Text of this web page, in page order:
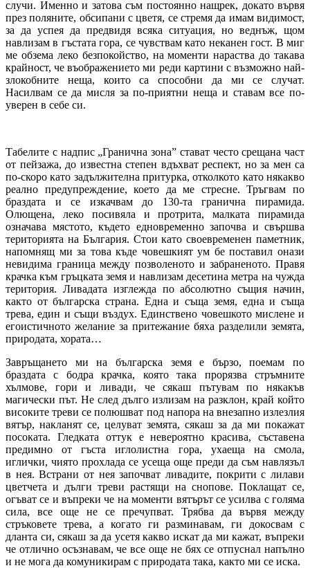
случи. Именно и затова съм постоянно нащрек, докато вървя
през поляните, обсипани с цветя, се стремя да имам видимост,
за да успея да предвидя всяка ситуация, но веднъж, щом
навлизам в гъстата гора, се чувствам като неканен гост. В миг
ме обзема леко безпокойство, на моменти нараства до такава
крайност, че въображението ми реди картини с възможно най-
злокобните неща, които са способни да ми се случат.
Насилвам се да мисля за по-приятни неща и ставам все по-
уверен в себе си.
Табелите с надпис „Гранична зона” стават често срещана част
от пейзажа, до известна степен вдъхват респект, но за мен са
по-скоро като задължителна притурка, отколкото като някакво
реално предупреждение, което да ме стресне. Тръгвам по
браздата и се изкачвам до 130-та гранична пирамида.
Олющена, леко посивяла и протрита, малката пирамида
означава мястото, където едновременно започва и свършва
територията на България. Стои като своевременен паметник,
напомнящ ми за това къде човешкият ум бе поставил онази
невидима граница между позволеното и забраненото. Правя
крачка към гръцката земя и навлизам десетина метра на чужда
територия. Ливадата изглежда по абсолютно същия начин,
както от българска страна. Една и съща земя, една и съща
трева, един и същи въздух. Единствено човешкото мислене и
егоистичното желание за притежание бяха разделили земята,
природата, хората…
Завръщането ми на българска земя е бързо, поемам по
браздата с бодра крачка, която така прорязва стръмните
хълмове, гори и ливади, че сякаш пътувам по някакъв
магически път. Не след дълго излизам на разклон, край който
високите треви се полюшват под напора на внезапно излезлия
вятър, накланят се, целуват земята, сякаш за да ми покажат
посоката. Гледката оттук е невероятно красива, съставена
предимно от гъста иглолистна гора, ухаеща на смола,
иглички, чиято прохлада се усеща още преди да съм навлязъл
в нея. Встрани от нея започват ливадите, покрити с лилави
цветчета и дълги треви растящи на снопове. Поклащат се,
огъват се и въпреки че на моменти вятърът се усилва с голяма
сила, все още не се пречупват. Трябва да вървя между
стръковете трева, а когато ги разминавам, ги докосвам с
дланта си, сякаш за да усетя какво искат да ми кажат, въпреки
че отлично осъзнавам, че все още не бях се отпуснал напълно
и не мога да комуникирам с природата така, както ми се иска.